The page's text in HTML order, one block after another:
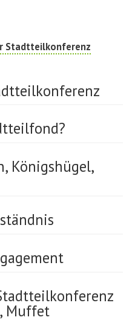
Stadtteilkonferenz
Königshügel,
Muffet